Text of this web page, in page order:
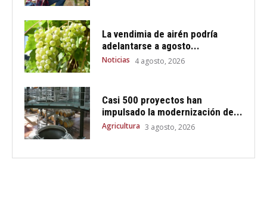
La vendimia de airén podría
adelantarse a agosto...
Noticias 4 agosto, 2026
Casi 500 proyectos han
impulsado la modernización de...
Agricultura 3 agosto, 2026